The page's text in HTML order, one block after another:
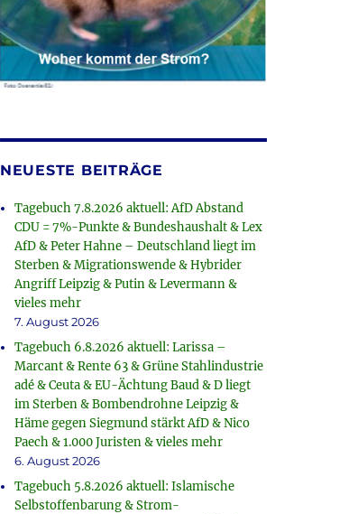
NEUESTE BEITRÄGE
Tagebuch 7.8.2026 aktuell: AfD Abstand
CDU = 7%-Punkte & Bundeshaushalt & Lex
AfD & Peter Hahne – Deutschland liegt im
Sterben & Migrationswende & Hybrider
Angriff Leipzig & Putin & Levermann &
vieles mehr
7. August 2026
Tagebuch 6.8.2026 aktuell: Larissa –
Marcant & Rente 63 & Grüne Stahlindustrie
adé & Ceuta & EU-Ächtung Baud & D liegt
im Sterben & Bombendrohne Leipzig &
Häme gegen Siegmund stärkt AfD & Nico
Paech & 1.000 Juristen & vieles mehr
6. August 2026
Tagebuch 5.8.2026 aktuell: Islamische
Selbstoffenbarung & Strom-